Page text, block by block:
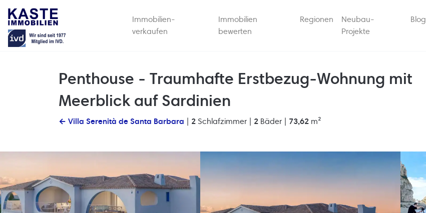
Immobilien-
verkaufen
Immobilien
bewerten
Regionen
Neubau-
Projekte
Blog
Penthouse - Traumhafte Erstbezug-Wohnung mit
Meerblick auf Sardinien
← Villa Serenità de Santa Barbara | 2 Schlafzimmer | 2 Bäder | 73,62 m²